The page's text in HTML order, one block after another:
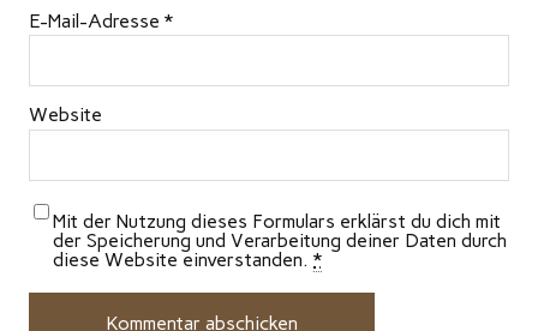
E-Mail-Adresse *
Website
Mit der Nutzung dieses Formulars erklärst du dich mit
der Speicherung und Verarbeitung deiner Daten durch
diese Website einverstanden. *